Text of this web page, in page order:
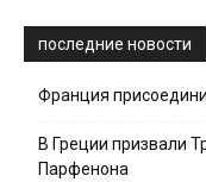
последние новости
Франция
В Греции призвали
Парфенона